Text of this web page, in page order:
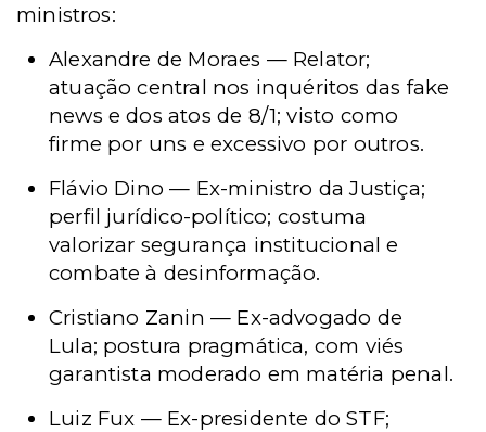
ministros:
Alexandre de Moraes — Relator;
atuação central nos inquéritos das fake
news e dos atos de 8/1; visto como
firme por uns e excessivo por outros.
Flávio Dino — Ex-ministro da Justiça;
perfil jurídico-político; costuma
valorizar segurança institucional e
combate à desinformação.
Cristiano Zanin — Ex-advogado de
Lula; postura pragmática, com viés
garantista moderado em matéria penal.
Luiz Fux — Ex-presidente do STF;